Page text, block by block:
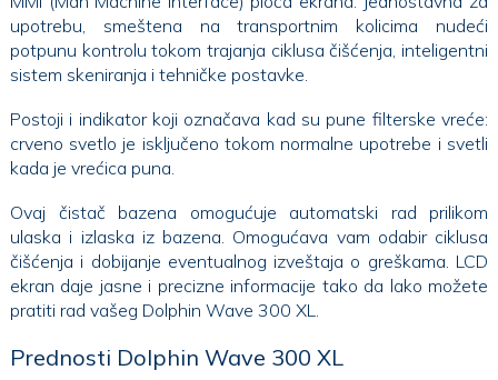
upotrebu, smeštena na transportnim kolicima nudeći
potpunu kontrolu tokom trajanja ciklusa čišćenja, inteligentni
sistem skeniranja i tehničke postavke.
Postoji i indikator koji označava kad su pune filterske vreće:
crveno svetlo je isključeno tokom normalne upotrebe i svetli
kada je vrećica puna.
Ovaj čistač bazena omogućuje automatski rad prilikom
ulaska i izlaska iz bazena. Omogućava vam odabir ciklusa
čišćenja i dobijanje eventualnog izveštaja o greškama. LCD
ekran daje jasne i precizne informacije tako da lako možete
pratiti rad vašeg Dolphin Wave 300 XL.
Prednosti Dolphin Wave 300 XL